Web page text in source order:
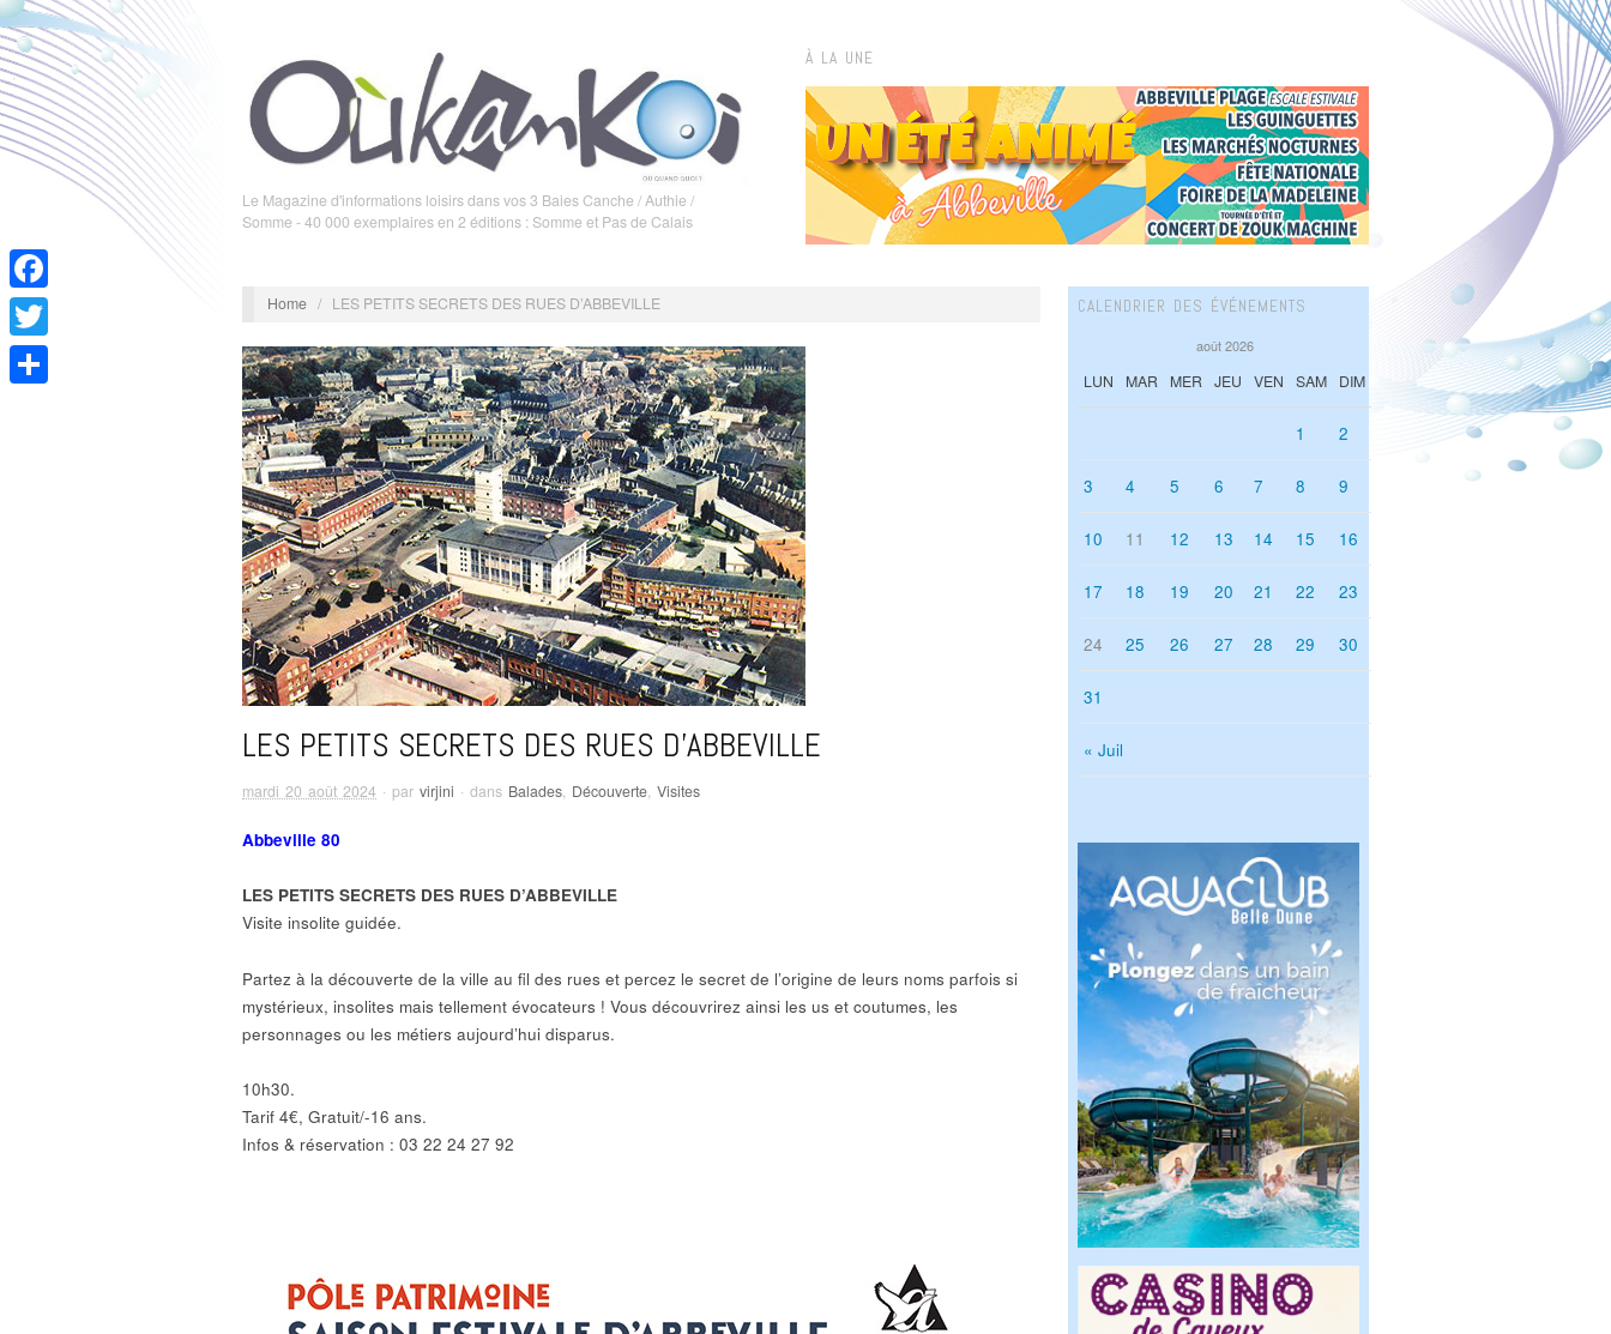
Le Magazine d'informations loisirs dans vos 3 Baies Canche / Authie /
Somme - 40 000 exemplaires en 2 éditions : Somme et Pas de Calais
À LA UNE
Home / LES PETITS SECRETS DES RUES D’ABBEVILLE
LES PETITS SECRETS DES RUES D’ABBEVILLE
mardi 20 août 2024 · par virjini · dans Balades Découverte Visites
Abbeville 80
LES PETITS SECRETS DES RUES D’ABBEVILLE
Visite insolite guidée.
Partez à la découverte de la ville au fil des rues et percez le secret de l’origine de leurs noms parfois si
mystérieux, insolites mais tellement évocateurs ! Vous découvrirez ainsi les us et coutumes, les
personnages ou les métiers aujourd’hui disparus.
10h30.
Tarif 4€, Gratuit/-16 ans.
Infos & réservation : 03 22 24 27 92
CALENDRIER DES ÉVÉNEMENTS
août 2026
LUN MAR MER JEU VEN SAM DIM
« Juil
1 2
3 4 5 6 7 8 9
10 11 12 13 14 15 16
17 18 19 20 21 22 23
24 25 26 27 28 29 30
31
Facebook
Twitter